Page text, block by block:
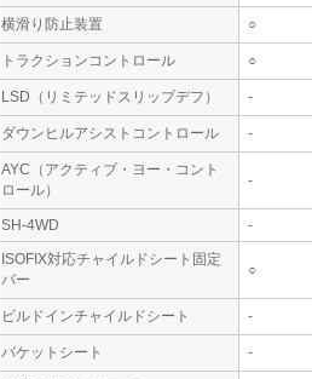
横滑り防止装置 ○
トラクションコントロール ○
LSD（リミテッドスリップデフ） -
ダウンヒルアシストコントロール -
AYC（アクティブ・ヨー・コント
ロール）
-
SH-4WD
-
ISOFIX対応チャイルドシート固定
バー
○
ビルドインチャイルドシート -
バケットシート -